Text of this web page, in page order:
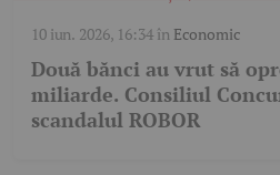
10 iun. 2026, 16:34în Economic
Două bănci au vrut să
miliarde. Consiliul
scandalul ROBOR